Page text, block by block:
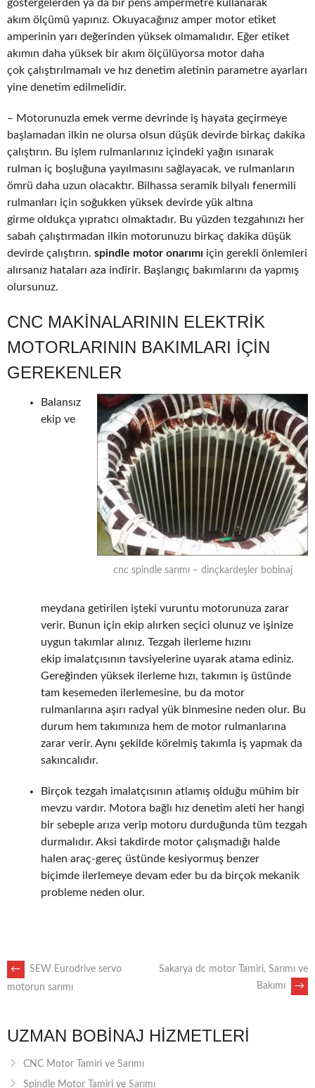
göstergelerden ya da bir pens ampermetre kullanarak
akım ölçümü yapınız. Okuyacağınız amper motor etiket
amperinin yarı değerinden yüksek olmamalıdır. Eğer etiket
akımın daha yüksek bir akım ölçülüyorsa motor daha
çok çalıştırılmamalı ve hız denetim aletinin parametre ayarları
yine denetim edilmelidir.
– Motorunuzla emek verme devrinde iş hayata geçirmeye
başlamadan ilkin ne olursa olsun düşük devirde birkaç dakika
çalıştırın. Bu işlem rulmanlarınız içindeki yağın ısınarak
rulman iç boşluğuna yayılmasını sağlayacak, ve rulmanların
ömrü daha uzun olacaktır. Bilhassa seramik bilyalı fenermili
rulmanları için soğukken yüksek devirde yük altına
girme oldukça yıpratıcı olmaktadır. Bu yüzden tezgahınızı her
sabah çalıştırmadan ilkin motorunuzu birkaç dakika düşük
devirde çalıştırın. spindle motor onarımı için gerekli önlemleri
alırsanız hataları aza indirir. Başlangıç bakımlarını da yapmış
olursunuz.
CNC MAKINALARININ ELEKTRIK
MOTORLARININ BAKIMLARI IÇIN
GEREKENLER
cnc spindle sarımı – dinçkardeşler bobinaj
Balansız
ekip ve
meydana getirilen işteki vuruntu motorunuza zarar
verir. Bunun için ekip alırken seçici olunuz ve işinize
uygun takımlar alınız. Tezgah ilerleme hızını
ekip imalatçısının tavsiyelerine uyarak atama ediniz.
Gereğinden yüksek ilerleme hızı, takımın iş üstünde
tam kesemeden ilerlemesine, bu da motor
rulmanlarına aşırı radyal yük binmesine neden olur. Bu
durum hem takımınıza hem de motor rulmanlarına
zarar verir. Aynı şekilde körelmiş takımla iş yapmak da
sakıncalıdır.
Birçok tezgah imalatçısının atlamış olduğu mühim bir
mevzu vardır. Motora bağlı hız denetim aleti her hangi
bir sebeple arıza verip motoru durduğunda tüm tezgah
durmalıdır. Aksi takdirde motor çalışmadığı halde
halen araç-gereç üstünde kesiyormuş benzer
biçimde ilerlemeye devam eder bu da birçok mekanik
probleme neden olur.
POST
←
SEW Eurodrive servo
motorun sarımı
Sakarya dc motor Tamiri, Sarımı ve
Bakımı
→
UZMAN BOBINAJ HIZMETLERI
CNC Motor Tamiri ve Sarımı
Spindle Motor Tamiri ve Sarımı